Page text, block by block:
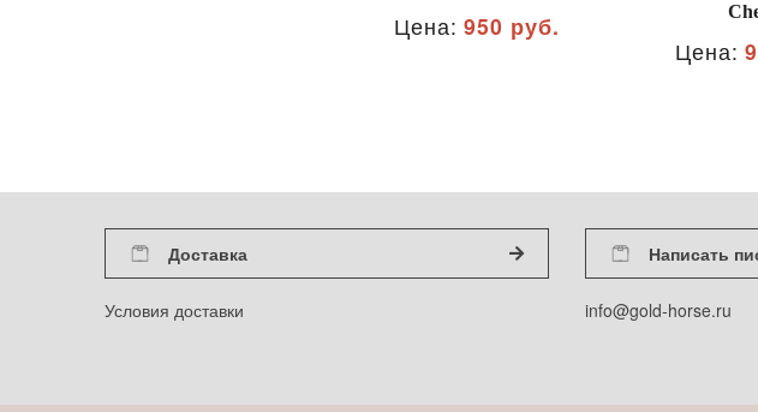
Цена: 950 руб.
Цена:
Доставка
Условия доставки
Написать
info@gold-horse.ru